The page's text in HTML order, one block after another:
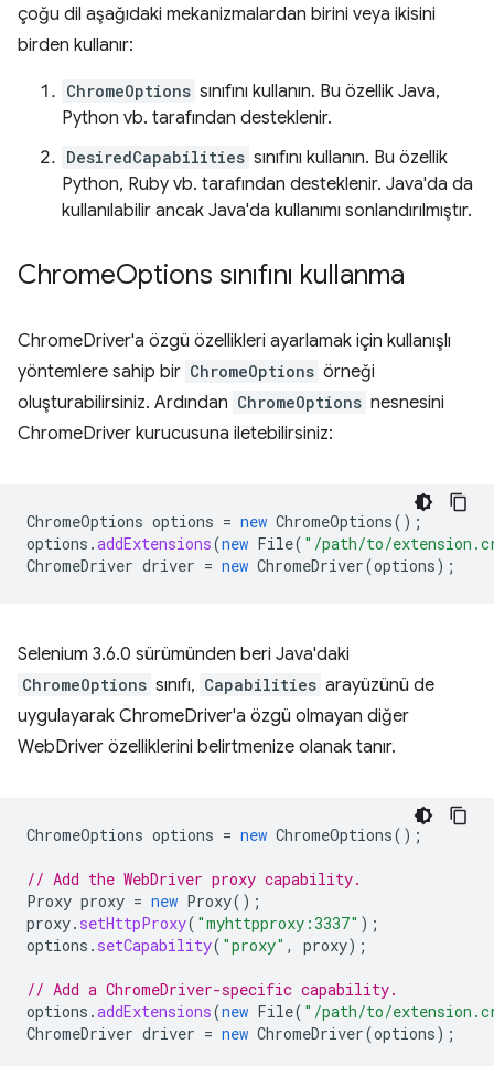
çoğu dil aşağıdaki mekanizmalardan birini veya ikisini
birden kullanır:
ChromeOptions sınıfını kullanın. Bu özellik Java,
Python vb. tarafından desteklenir.
DesiredCapabilities sınıfını kullanın. Bu özellik
Python, Ruby vb. tarafından desteklenir. Java'da da
kullanılabilir ancak Java'da kullanımı sonlandırılmıştır.
ChromeOptions sınıfını kullanma
ChromeDriver'a özgü özellikleri ayarlamak için kullanışlı
yöntemlere sahip bir ChromeOptions örneği
oluşturabilirsiniz. Ardından ChromeOptions nesnesini
ChromeDriver kurucusuna iletebilirsiniz:
ChromeOptions options = new ChromeOptions();
options .addExtensions(new File( "/path/to/
ChromeDriver driver = new ChromeDriver(options);
Selenium 3.6.0 sürümünden beri Java'daki
ChromeOptions sınıfı, Capabilities arayüzünü de
uygulayarak ChromeDriver'a özgü olmayan diğer
WebDriver özelliklerini belirtmenize olanak tanır.
ChromeOptions options = new ChromeOptions();
// Add the WebDriver proxy capability.
Proxy proxy = new Proxy();
proxy. setHttpProxy( "myhttpproxy:3337" );
options . setCapability( "proxy" , proxy);
// Add a ChromeDriver-specific capability.
options .addExtensions(new File( "/path/to/
ChromeDriver driver = new ChromeDriver(options);